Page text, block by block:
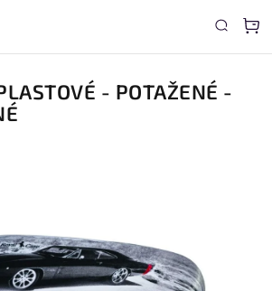
- POTAŽENÉ -